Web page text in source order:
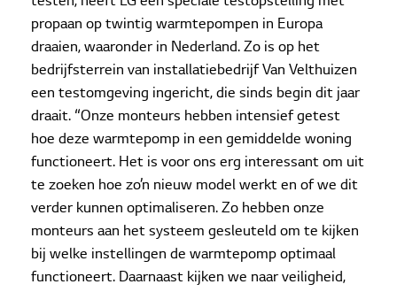
propaan op twintig warmtepompen in Europa
draaien, waaronder in Nederland. Zo is op het
bedrijfsterrein van installatiebedrijf Van Velthuizen
een testomgeving ingericht, die sinds begin dit jaar
draait. “Onze monteurs hebben intensief getest
hoe deze warmtepomp in een gemiddelde woning
functioneert. Het is voor ons erg interessant om uit
te zoeken hoe zo’n nieuw model werkt en of we dit
verder kunnen optimaliseren. Zo hebben onze
monteurs aan het systeem gesleuteld om te kijken
bij welke instellingen de warmtepomp optimaal
functioneert. Daarnaast kijken we naar veiligheid,